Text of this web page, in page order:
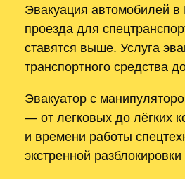
Эвакуация автомобилей в
проезда для
ставятся выше. Услуга
транспортного средства
Эвакуатор с
— от легковых до лёгких
и времени работы
экстренной